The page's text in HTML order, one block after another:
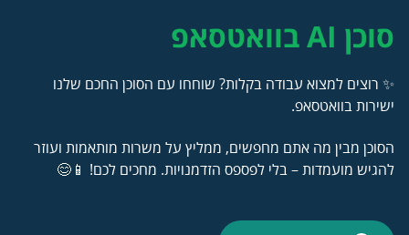
סוכן AI בוואטסאפ
✨ רוצים למצוא עבודה בקלות? שוחחו עם הסוכן החכם שלנו
ישירות בוואטסאפ.
הסוכן מבין מה אתם מחפשים, ממליץ על משרות מותאמות ועוזר
להגיש מועמדות – בלי לפספס הזדמנויות. מחכים לכם! 📱😊